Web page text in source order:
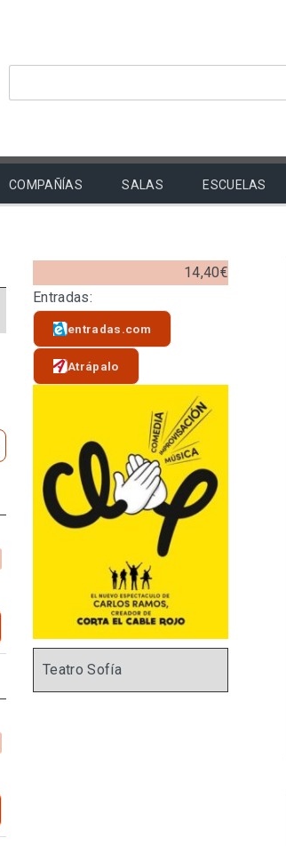
COMPAÑÍAS SALAS ESCUELAS
14,40€
Entradas:
entradas.com
Atrápalo
Teatro Sofía